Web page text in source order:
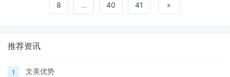
8 ... 40 41 »
推荐资讯
1 文美优势